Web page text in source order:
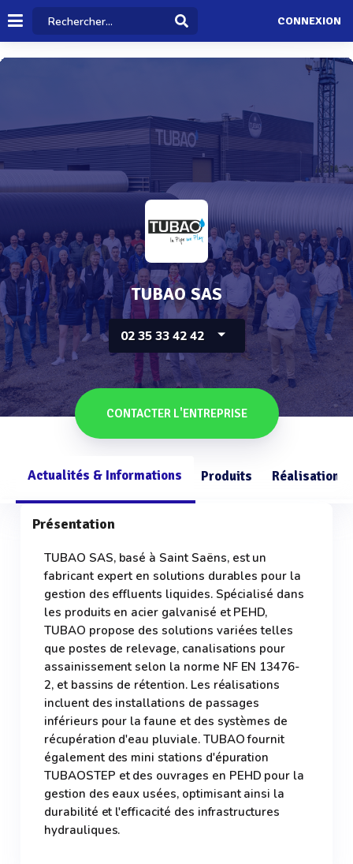
CONNEXION
TUBAO SAS
02 35 33 42 42
CONTACTER L'ENTREPRISE
Actualités & Informations Produits Réalisations
Présentation
TUBAO SAS, basé à Saint Saëns, est un
fabricant expert en solutions durables pour la
gestion des effluents liquides. Spécialisé dans
les produits en acier galvanisé et PEHD,
TUBAO propose des solutions variées telles
que postes de relevage, canalisations pour
assainissement selon la norme NF EN 13476-
2, et bassins de rétention. Les réalisations
incluent des installations de passages
inférieurs pour la faune et des systèmes de
récupération d'eau pluviale. TUBAO fournit
également des mini stations d'épuration
TUBAOSTEP et des ouvrages en PEHD pour la
gestion des eaux usées, optimisant ainsi la
durabilité et l'efficacité des infrastructures
hydrauliques.